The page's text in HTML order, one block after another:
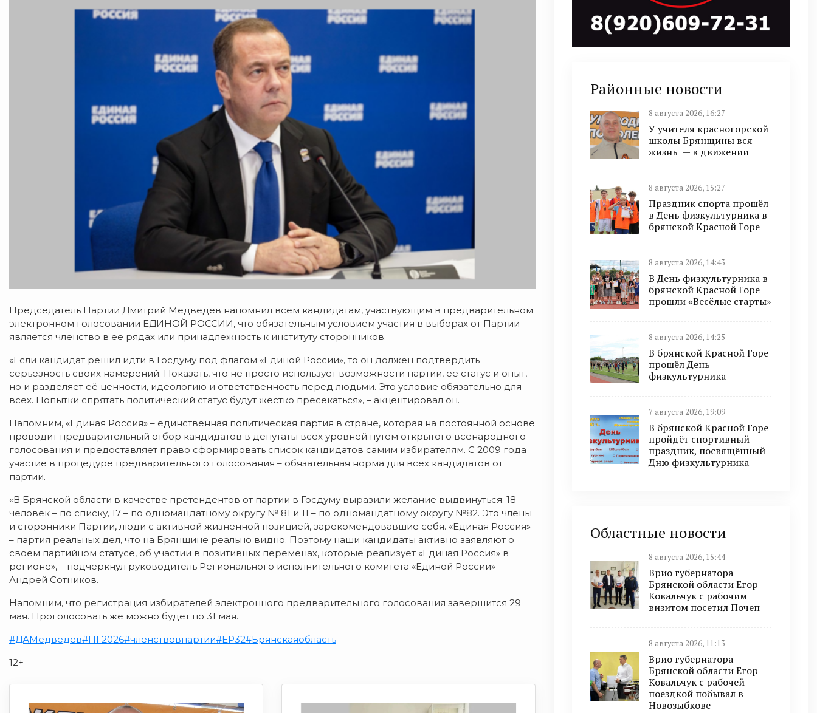
Председатель Партии Дмитрий Медведев напомнил всем кандидатам, участвующим в предварительном
электронном голосовании ЕДИНОЙ РОССИИ, что обязательным условием участия в выборах от Партии
является членство в ее рядах или принадлежность к институту сторонников.
«Если кандидат решил идти в Госдуму под флагом «Единой России», то он должен подтвердить
серьёзность своих намерений. Показать, что не просто использует возможности партии, её статус и опыт,
но и разделяет её ценности, идеологию и ответственность перед людьми. Это условие обязательно для
всех. Попытки спрятать политический статус будут жёстко пресекаться», – акцентировал он.
Напомним, «Единая Россия» – единственная политическая партия в стране, которая на постоянной основе
проводит предварительный отбор кандидатов в депутаты всех уровней путем открытого всенародного
голосования и предоставляет право сформировать список кандидатов самим избирателям. С 2009 года
участие в процедуре предварительного голосования – обязательная норма для всех кандидатов от
партии.
«В Брянской области в качестве претендентов от партии в Госдуму выразили желание выдвинуться: 18
человек – по списку, 17 – по одномандатному округу № 81 и 11 – по одномандатному округу №82. Это члены
и сторонники Партии, люди с активной жизненной позицией, зарекомендовавшие себя. «Единая Россия»
– партия реальных дел, что на Брянщине реально видно. Поэтому наши кандидаты активно заявляют о
своем партийном статусе, об участии в позитивных переменах, которые реализует «Единая Россия» в
регионе», – подчеркнул руководитель Регионального исполнительного комитета «Единой России»
Андрей Сотников.
Напомним, что регистрация избирателей электронного предварительного голосования завершится 29
мая. Проголосовать же можно будет по 31 мая.
#ДАМедведев#ПГ2026#членствовпартии#ЕР32#Брянскаяобласть
12+
Районные новости
8 августа 2026, 16:27
У учителя красногорской
школы Брянщины вся
жизнь — в движении
8 августа 2026, 15:27
Праздник спорта прошёл
в День физкультурника в
брянской Красной Горе
8 августа 2026, 14:43
В День физкультурника в
брянской Красной Горе
прошли «Весёлые старты»
8 августа 2026, 14:25
В брянской Красной Горе
прошёл День
физкультурника
7 августа 2026, 19:09
В брянской Красной Горе
пройдёт спортивный
праздник, посвящённый
Дню физкультурника
Областные новости
8 августа 2026, 15:44
Врио губернатора
Брянской области Егор
Ковальчук с рабочим
визитом посетил Почеп
8 августа 2026, 11:13
Врио губернатора
Брянской области Егор
Ковальчук с рабочей
поездкой побывал в
Новозыбкове